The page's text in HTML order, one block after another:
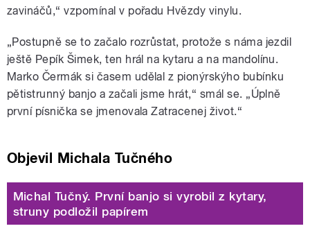
zavináčů,“ vzpomínal v pořadu Hvězdy vinylu.
„Postupně se to začalo rozrůstat, protože s náma jezdil
ještě Pepík Šimek, ten hrál na kytaru a na mandolínu.
Marko Čermák si časem udělal z pionýrskýho bubínku
pětistrunný banjo a začali jsme hrát,“ smál se. „Úplně
první písnička se jmenovala Zatracenej život.“
Objevil Michala Tučného
Michal Tučný. První banjo si vyrobil z kytary,
struny podložil papírem